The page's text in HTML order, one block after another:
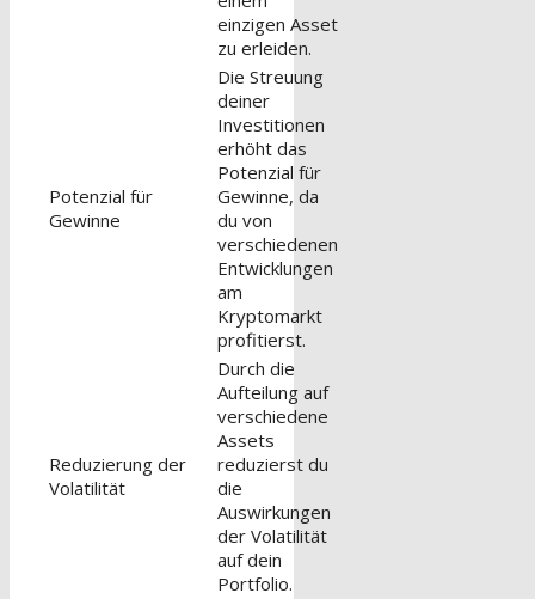
einzigen Asset
zu erleiden.
Potenzial für
Gewinne
Die Streuung
deiner
Investitionen
erhöht das
Potenzial für
Gewinne, da
du von
verschiedenen
Entwicklungen
am
Kryptomarkt
profitierst.
Reduzierung der
Volatilität
Durch die
Aufteilung auf
verschiedene
Assets
reduzierst du
die
Auswirkungen
der Volatilität
auf dein
Portfolio.